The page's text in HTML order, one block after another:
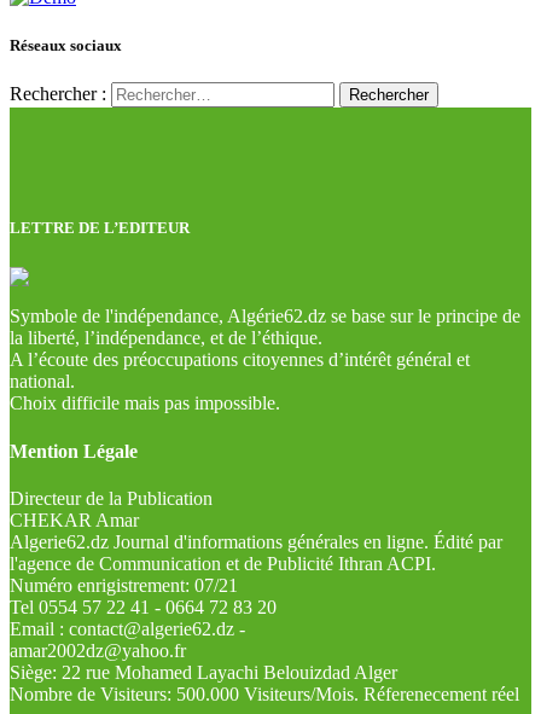
Réseaux sociaux
Rechercher :
LETTRE DE L’EDITEUR
Symbole de l'indépendance, Algérie62.dz se base sur le principe de
la liberté, l’indépendance, et de l’éthique.
A l’écoute des préoccupations citoyennes d’intérêt général et
national.
Choix difficile mais pas impossible.
Mention Légale
Directeur de la Publication
CHEKAR Amar
Algerie62.dz Journal d'informations générales en ligne. Édité par
l'agence de Communication et de Publicité Ithran ACPI.
Numéro enrigistrement: 07/21
Tel 0554 57 22 41 - 0664 72 83 20
Email : contact@algerie62.dz -
amar2002dz@yahoo.fr
Siège: 22 rue Mohamed Layachi Belouizdad Alger
Nombre de Visiteurs: 500.000 Visiteurs/Mois. Réferenecement réel